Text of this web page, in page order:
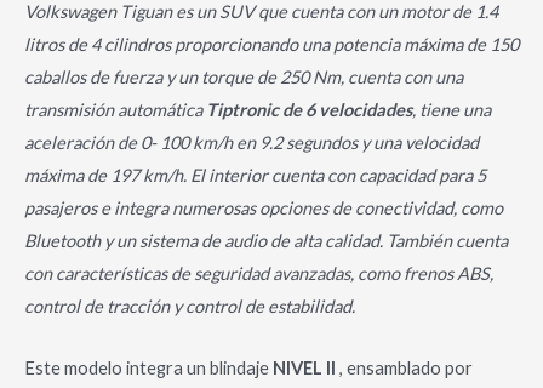
Volkswagen Tiguan es un SUV que cuenta con un motor de 1.4
litros de 4 cilindros proporcionando una potencia máxima de 150
caballos de fuerza y un torque de 250 Nm, cuenta con una
transmisión automática Tiptronic de 6 velocidades, tiene una
aceleración de 0- 100 km/h en 9.2 segundos y una velocidad
máxima de 197 km/h. El interior cuenta con capacidad para 5
pasajeros e integra numerosas opciones de conectividad, como
Bluetooth y un sistema de audio de alta calidad. También cuenta
con características de seguridad avanzadas, como frenos ABS,
control de tracción y control de estabilidad.
Este modelo integra un blindaje NIVEL II , ensamblado por